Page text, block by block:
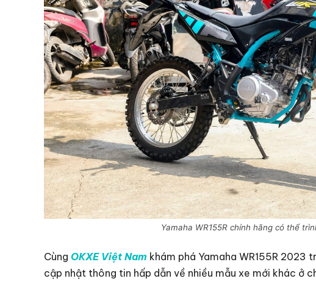
Yamaha WR155R chính hãng có thể
Cùng OKXE Việt Nam khám phá Yamaha WR155R 2023
cập nhật thông tin hấp dẫn về nhiều mẫu xe mới khác ở